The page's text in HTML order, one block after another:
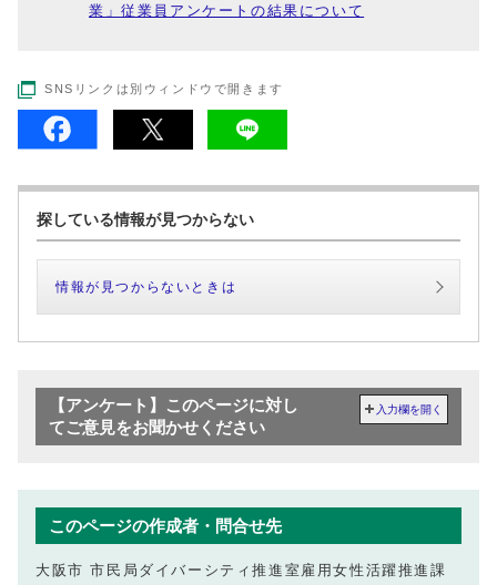
業」従業員アンケートの結果について
SNSリンクは別ウィンドウで開きます
探している情報が見つからない
情報が見つからないときは
【アンケート】このページに対し
てご意見をお聞かせください
入力欄を開く
このページの作成者・問合せ先
大阪市 市民局ダイバーシティ推進室雇用女性活躍推進課